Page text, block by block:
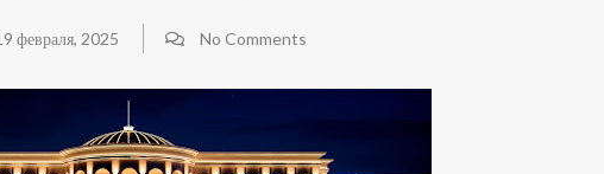
февраля, 2025 No Comments